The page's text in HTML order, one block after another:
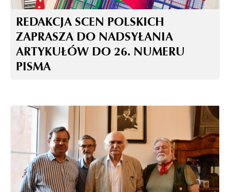
REDAKCJA SCEN POLSKICH
ZAPRASZA DO NADSYŁANIA
ARTYKUŁÓW DO 26. NUMERU
PISMA